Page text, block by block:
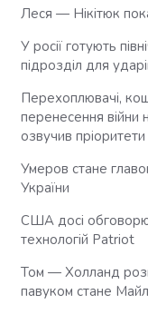
Леся — Нікітюк
У росії готують
підрозділ для
Перехоплювачі,
перенесення війни
озвучив
Умеров стане
України
США досі
технологій Patriot
Том — Холланд
павуком стане